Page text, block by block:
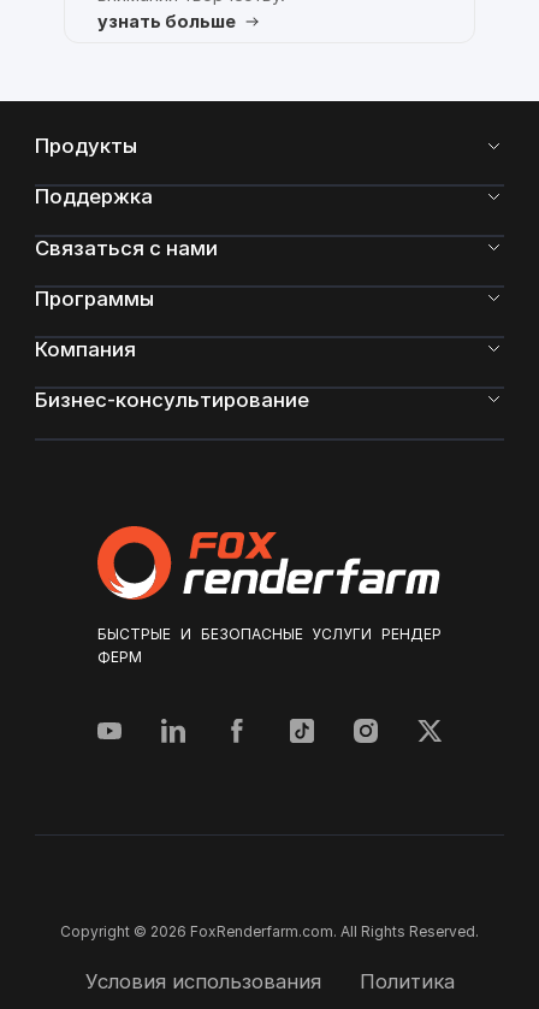
узнать больше
БЫСТРЫЕ И БЕЗОПАСНЫЕ УСЛУГИ РЕНДЕР
ФЕРМ
Продукты
Поддержка
Связаться с нами
Программы
Компания
Бизнес-консультирование
Copyright © 2026 FoxRenderfarm.com. All Rights Reserved.
Условия использования Политика